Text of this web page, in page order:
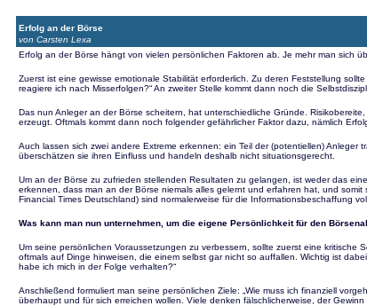
Erfolg an der Börse
von Carsten Lexa
Erfolg an der Börse hängt von vielen persönlichen Faktoren ab. Je mehr man sich
Zuerst ist eine gewisse emotionale Stabilität erforderlich. Zu deren Feststellung
reagiere ich nach Misserfolgen?“ An zweiter Stelle kommt dann noch die
Das nun Anleger an der Börse scheitern, hat unterschiedliche Gründe.
erzeugt. Oftmals kommt dann noch folgender gefährlicher Faktor dazu, nämlich
Auch lassen sich zwei andere Extreme erkennen: ein Teil der (potentiellen)
überschätzen sie ihren Einfluss und handeln deshalb nicht situationsgerecht.
Um an der Börse zu zufrieden stellenden Resultaten zu gelangen, ist weder das
erkennen, dass man an der Börse niemals alles gelernt und erfahren hat, und
Financial Times Deutschland) sind normalerweise für die Informationsbeschaffung
Was kann man nun unternehmen, um die eigene Persönlichkeit für den
Um seine persönlichen Voraussetzungen zu verbessern, sollte zuerst eine
oftmals auf Dinge hinweisen, die einem selbst gar nicht so auffallen. Wichtig ist
habe ich mich in der Folge verhalten?“
Anschließend formuliert man seine persönlichen Ziele: „Wie muss ich finanziell
überhaupt und für sich erreichen wollen. Viele denken fälschlicherweise, der